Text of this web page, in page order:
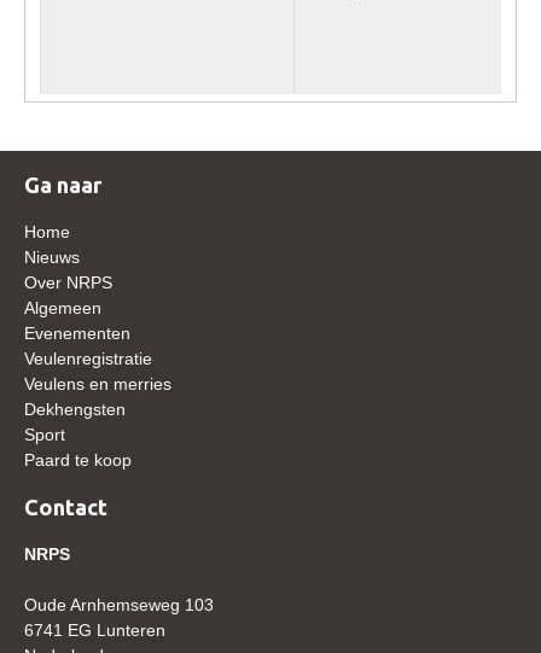
Informatie Hengstenkeuring
AANMELDEN HENGSTENKEURING ONDER HET
ZADEL 2026
Verrichtingsonderzoek 2022-2023
Ga naar
Home
Nieuws
Over NRPS
Algemeen
Evenementen
Veulenregistratie
Veulens en merries
Dekhengsten
Sport
Paard te koop
Contact
NRPS
Oude Arnhemseweg 103
6741 EG Lunteren